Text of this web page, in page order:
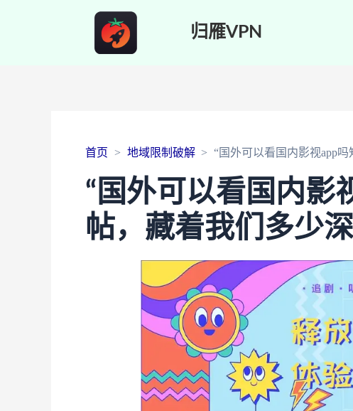
归雁VPN
首页 地域限制破解 “国外可以看国内影视app
“国外可以看国内影
帖，藏着我们多少